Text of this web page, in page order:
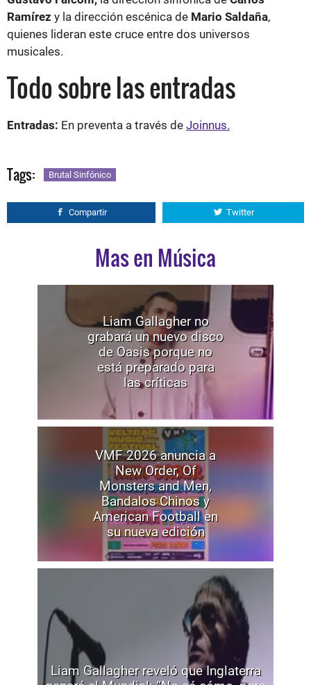
Ramírez y la dirección escénica de Mario Saldaña,
quienes lideran este cruce entre dos universos
musicales.
Todo sobre las entradas
Entradas: En preventa a través de Joinnus.
Tags: Brutal Sinfónico
Compartir Twitter
Mas en Música
Liam Gallagher no
grabará un nuevo disco
de Oasis porque no
está preparado para
las críticas
VMF 2026 anuncia a
New Order, Of
Monsters and Men,
Bandalos Chinos y
American Football en
su nueva edición
Liam Gallagher reveló que Inglaterra